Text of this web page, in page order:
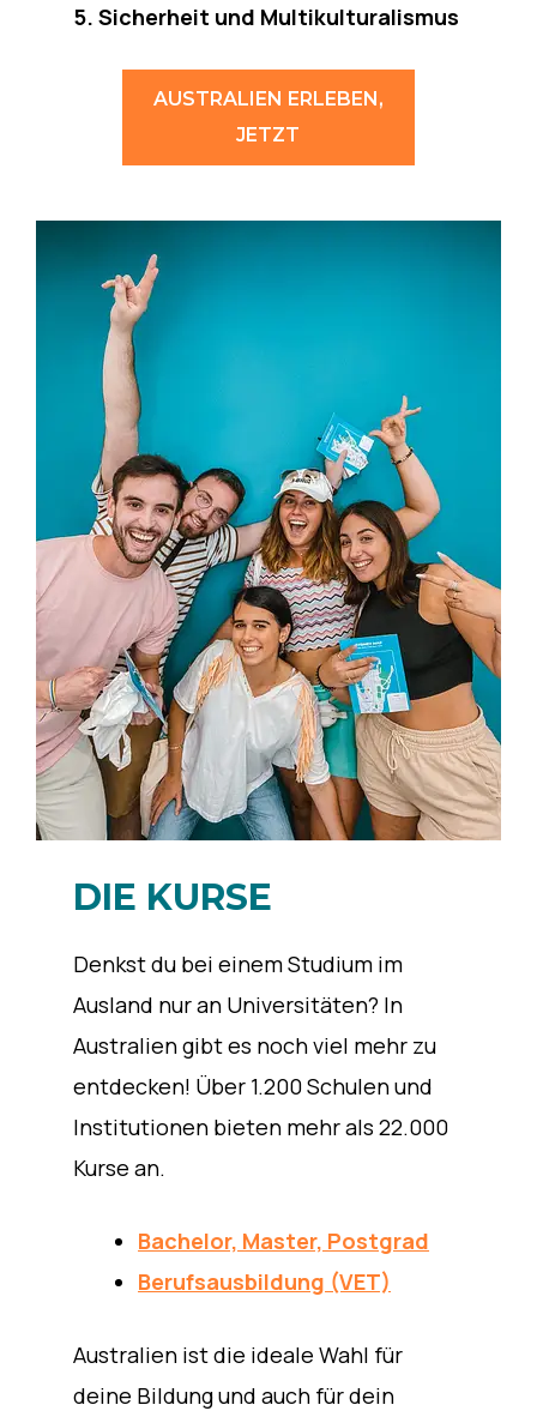
5. Sicherheit und Multikulturalismus
AUSTRALIEN ERLEBEN,
JETZT
DIE KURSE
Denkst du bei einem Studium im
Ausland nur an Universitäten? In
Australien gibt es noch viel mehr zu
entdecken! Über 1.200 Schulen und
Institutionen bieten mehr als 22.000
Kurse an.
Bachelor, Master, Postgrad
Berufsausbildung (VET)
Australien ist die ideale Wahl für
deine Bildung und auch für dein